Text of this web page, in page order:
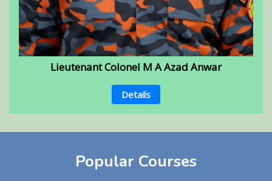
Lieutenant Colonel M A Azad Anwar
Details
Popular Courses